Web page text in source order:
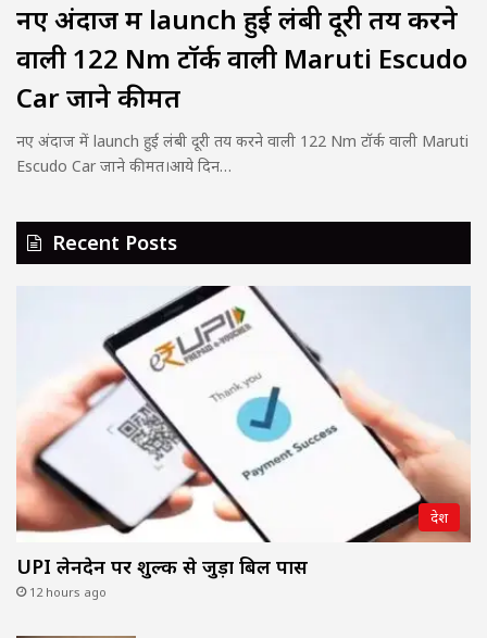
नए अंदाज में launch हुई लंबी दूरी तय करने
वाली 122 Nm टॉर्क वाली Maruti Escudo
Car जाने कीमत
नए अंदाज में launch हुई लंबी दूरी तय करने वाली 122 Nm टॉर्क वाली Maruti
Escudo Car जाने कीमत।आये दिन…
Recent Posts
देश
UPI लेनदेन पर शुल्क से जुड़ा बिल पास
12 hours ago